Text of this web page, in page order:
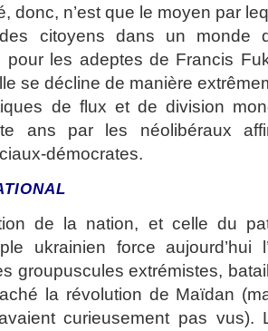
donc, n’est que le moyen par
citoyens dans un monde
pour les adeptes de Francis
se décline de manière
de flux et de division
ans par les néolibéraux
démocrates.
de la nation, et celle du
ukrainien force aujourd’hui
groupuscules extrémistes,
la révolution de Maïdan
curieusement pas